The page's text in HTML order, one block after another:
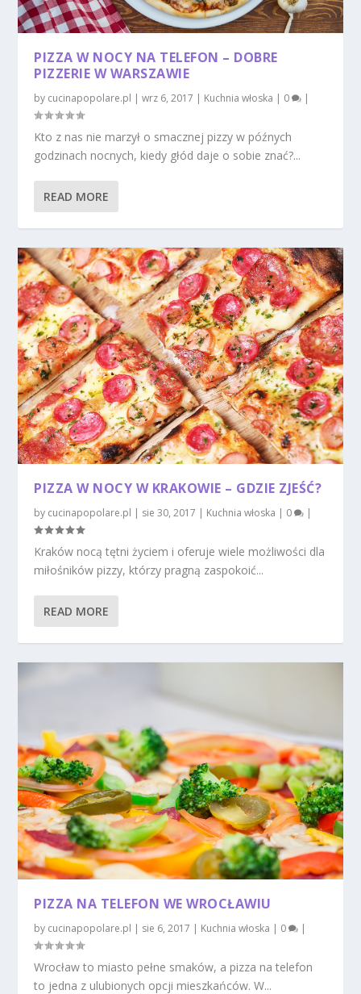
PIZZA W NOCY NA TELEFON – DOBRE
PIZZERIE W WARSZAWIE
by cucinapopolare.pl |wrz 6, 2017 | Kuchnia włoska | 0 |
Kto z nas nie marzył o smacznej pizzy w późnych
godzinach nocnych, kiedy głód daje o sobie znać?...
READ MORE
PIZZA W NOCY W KRAKOWIE – GDZIE ZJEŚĆ?
by cucinapopolare.pl | sie 30, 2017 | Kuchnia włoska | 0 |
Kraków nocą tętni życiem i oferuje wiele możliwości dla
miłośników pizzy, którzy pragną zaspokoić...
READ MORE
PIZZA NA TELEFON WE WROCŁAWIU
by cucinapopolare.pl | sie 6, 2017 | Kuchnia włoska | 0 |
Wrocław to miasto pełne smaków, a pizza na telefon
to jedna z ulubionych opcji mieszkańców. W...